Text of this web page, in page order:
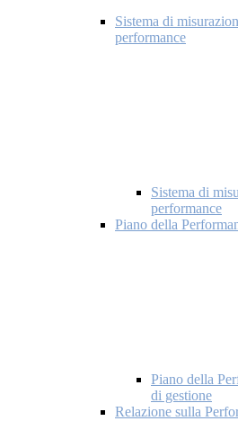
Sistema di
performance
Sistema di
performance
Piano della
Piano della
di gestione
Relazione sulla